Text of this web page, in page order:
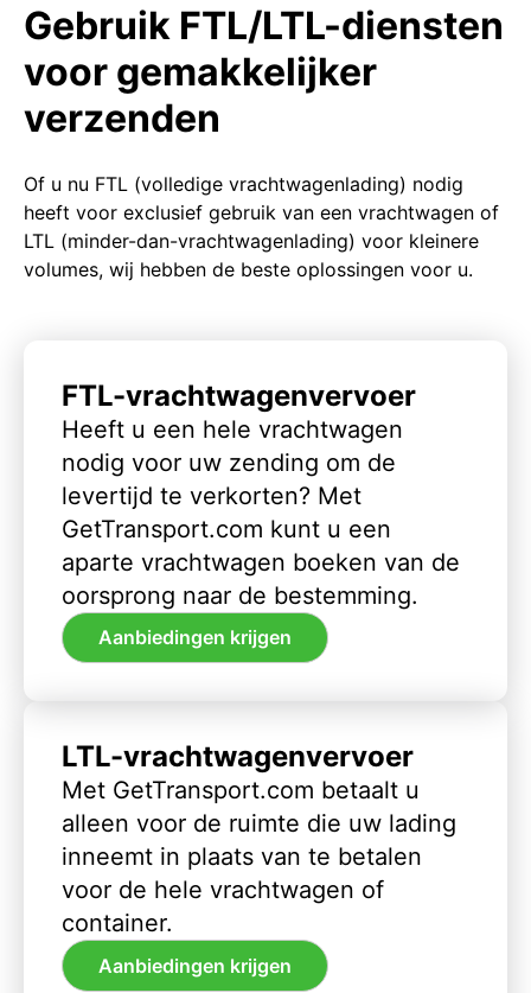
Gebruik FTL/LTL-diensten
voor gemakkelijker
verzenden
Of u nu FTL (volledige vrachtwagenlading) nodig
heeft voor exclusief gebruik van een vrachtwagen of
LTL (minder-dan-vrachtwagenlading) voor kleinere
volumes, wij hebben de beste oplossingen voor u.
FTL-vrachtwagenvervoer
Heeft u een hele vrachtwagen
nodig voor uw zending om de
levertijd te verkorten? Met
GetTransport.com kunt u een
aparte vrachtwagen boeken van de
oorsprong naar de bestemming.
Aanbiedingen krijgen
LTL-vrachtwagenvervoer
Met GetTransport.com betaalt u
alleen voor de ruimte die uw lading
inneemt in plaats van te betalen
voor de hele vrachtwagen of
container.
Aanbiedingen krijgen